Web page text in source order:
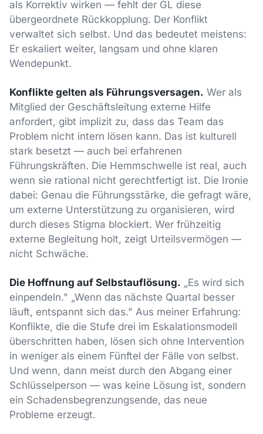
als Korrektiv wirken — fehlt der GL diese
übergeordnete Rückkopplung. Der Konflikt
verwaltet sich selbst. Und das bedeutet meistens:
Er eskaliert weiter, langsam und ohne klaren
Wendepunkt.
Konflikte gelten als Führungsversagen. Wer als
Mitglied der Geschäftsleitung externe Hilfe
anfordert, gibt implizit zu, dass das Team das
Problem nicht intern lösen kann. Das ist kulturell
stark besetzt — auch bei erfahrenen
Führungskräften. Die Hemmschwelle ist real, auch
wenn sie rational nicht gerechtfertigt ist. Die Ironie
dabei: Genau die Führungsstärke, die gefragt wäre,
um externe Unterstützung zu organisieren, wird
durch dieses Stigma blockiert. Wer frühzeitig
externe Begleitung holt, zeigt Urteilsvermögen —
nicht Schwäche.
Die Hoffnung auf Selbstauflösung. „Es wird sich
einpendeln." „Wenn das nächste Quartal besser
läuft, entspannt sich das." Aus meiner Erfahrung:
Konflikte, die die Stufe drei im Eskalationsmodell
überschritten haben, lösen sich ohne Intervention
in weniger als einem Fünftel der Fälle von selbst.
Und wenn, dann meist durch den Abgang einer
Schlüsselperson — was keine Lösung ist, sondern
ein Schadensbegrenzungsende, das neue
Probleme erzeugt.